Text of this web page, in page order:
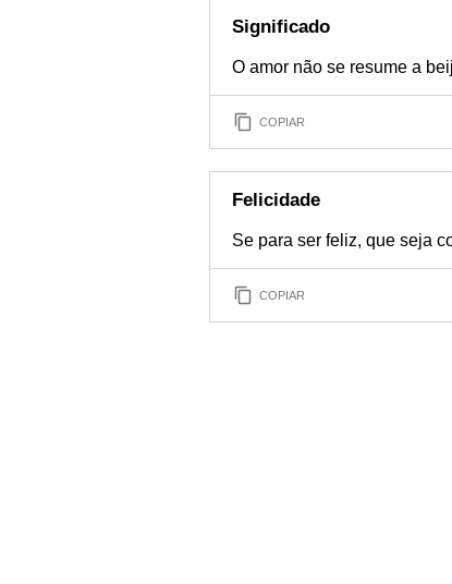
Significado
O amor não se resume a
COPIAR
Felicidade
Se para ser feliz, que seja
COPIAR